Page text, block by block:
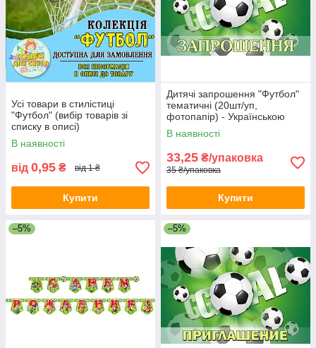
Усі товари в стилістиці
"Футбол" (вибір товарів зі
списку в описі)
В наявності
від 0,95 ₴ від 1 ₴
Купити
Дитячі запрошення "Футбол"
тематичні (20шт/уп,
фотопапір) - Українською
В наявності
33,25 ₴/упаковка
35 ₴/упаковка
Купити
–5% –5%